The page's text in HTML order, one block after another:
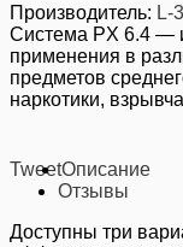
Производитель: L-
Система PX 6.4 —
применения в
предметов
наркотики,
TweetОписание
Отзывы
Доступны три